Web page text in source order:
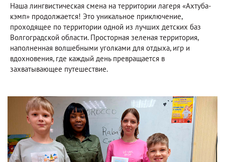
Наша лингвистическая смена на территории лагеря «Ахтуба-
кэмп» продолжается! Это уникальное приключение,
проходящее по территории одной из лучших детских баз
Волгоградской области. Просторная зеленая территория,
наполненная волшебными уголками для отдыха, игр и
вдохновения, где каждый день превращается в
захватывающее путешествие.